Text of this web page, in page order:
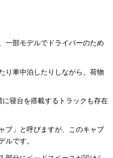
一部モデルでドライバーのため
り車中泊したりしながら、荷物
寝台を搭載するトラックも存在
ブ」と呼びますが、このキャブ
ルです。